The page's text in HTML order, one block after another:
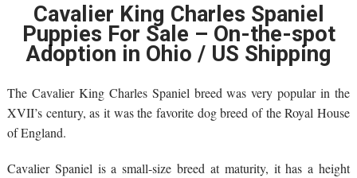
Cavalier King Charles Spaniel
Puppies For Sale – On-the-spot
Adoption in Ohio / US Shipping
The Cavalier King Charles Spaniel breed was very popular in the
XVII’s century, as it was the favorite dog breed of the Royal House
of England.
Cavalier Spaniel is a small-size breed at maturity, it has a height